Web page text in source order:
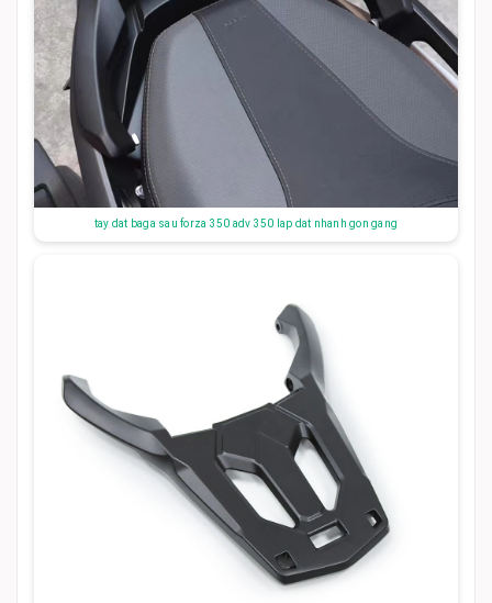
tay dat baga sau forza 350 adv 350 lap dat nhanh gon gang